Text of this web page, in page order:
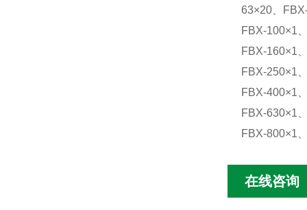
63×20、
FBX-100×1
FBX-160×1
FBX-250×1
FBX-400×1
FBX-630×1
FBX-800×1
在线咨询